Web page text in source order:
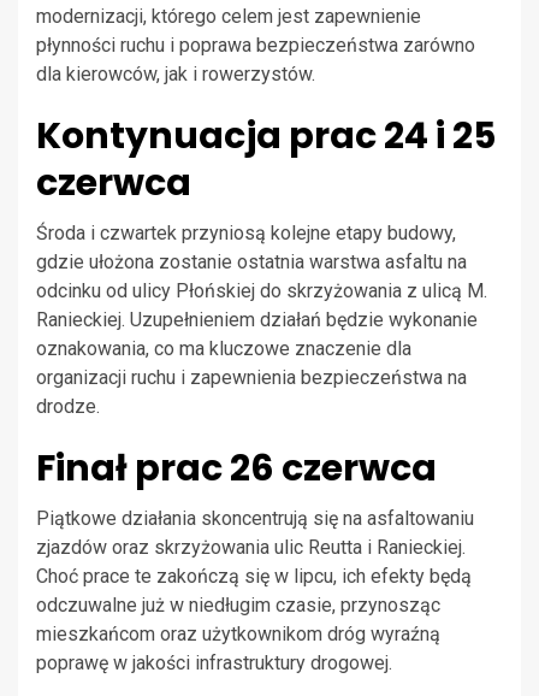
modernizacji, którego celem jest zapewnienie
płynności ruchu i poprawa bezpieczeństwa zarówno
dla kierowców, jak i rowerzystów.
Kontynuacja prac 24 i 25
czerwca
Środa i czwartek przyniosą kolejne etapy budowy,
gdzie ułożona zostanie ostatnia warstwa asfaltu na
odcinku od ulicy Płońskiej do skrzyżowania z ulicą M.
Ranieckiej. Uzupełnieniem działań będzie wykonanie
oznakowania, co ma kluczowe znaczenie dla
organizacji ruchu i zapewnienia bezpieczeństwa na
drodze.
Finał prac 26 czerwca
Piątkowe działania skoncentrują się na asfaltowaniu
zjazdów oraz skrzyżowania ulic Reutta i Ranieckiej.
Choć prace te zakończą się w lipcu, ich efekty będą
odczuwalne już w niedługim czasie, przynosząc
mieszkańcom oraz użytkownikom dróg wyraźną
poprawę w jakości infrastruktury drogowej.